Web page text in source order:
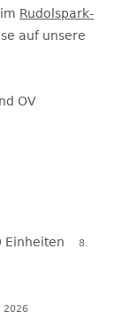
Rudolspark-
auf unsere
OV
Einheiten
8.
2026